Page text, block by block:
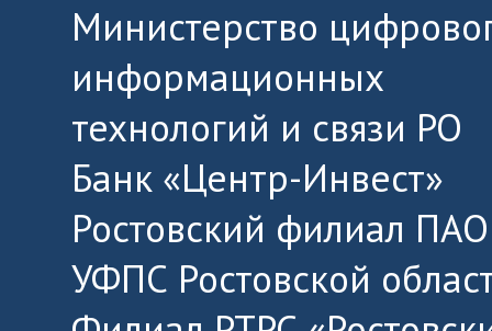
Министерство
информационных
технологий и связи РО
Банк «Центр-Инвест»
Ростовский филиал
УФПС Ростовской